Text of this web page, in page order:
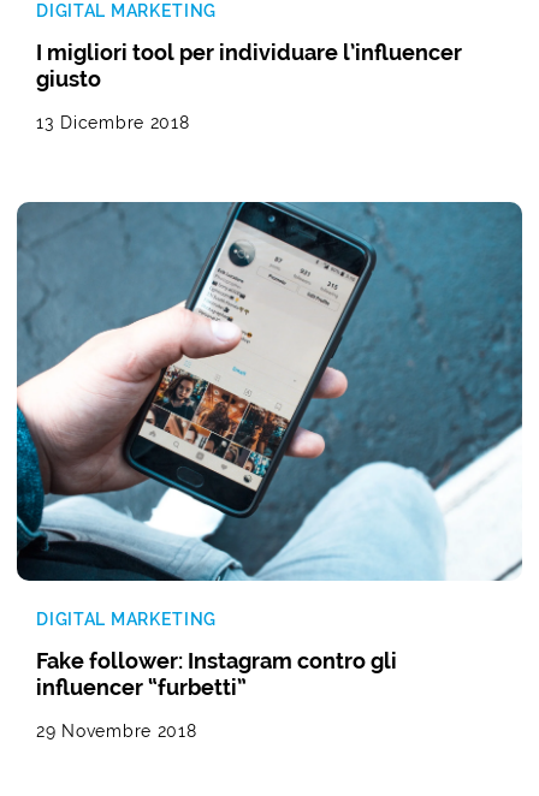
DIGITAL MARKETING
I migliori tool per individuare l’influencer
giusto
13 Dicembre 2018
DIGITAL MARKETING
Fake follower: Instagram contro gli
influencer “furbetti”
29 Novembre 2018